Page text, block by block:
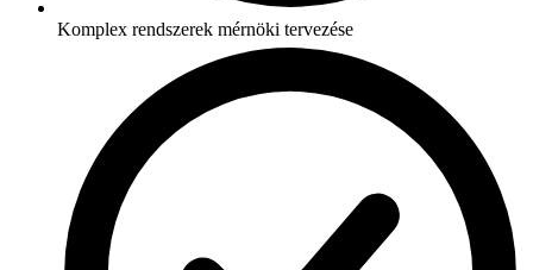
Komplex rendszerek mérnöki tervezése